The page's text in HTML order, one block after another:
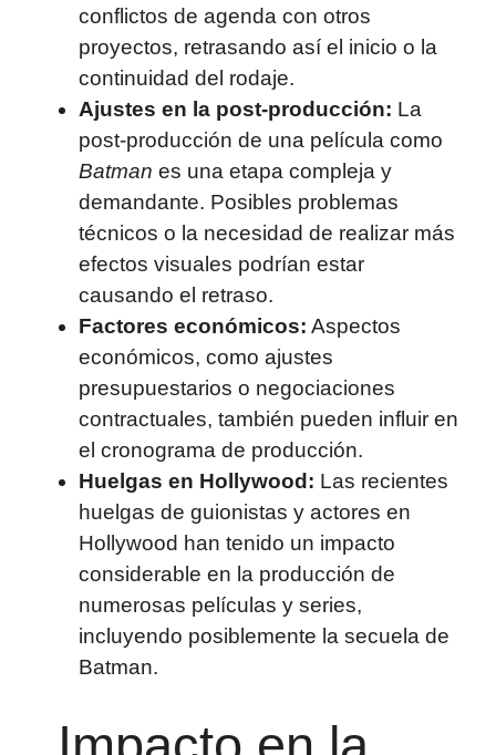
conflictos de agenda con otros
proyectos, retrasando así el inicio o la
continuidad del rodaje.
Ajustes en la post-producción: La
post-producción de una película como
Batman es una etapa compleja y
demandante. Posibles problemas
técnicos o la necesidad de realizar más
efectos visuales podrían estar
causando el retraso.
Factores económicos: Aspectos
económicos, como ajustes
presupuestarios o negociaciones
contractuales, también pueden influir en
el cronograma de producción.
Huelgas en Hollywood: Las recientes
huelgas de guionistas y actores en
Hollywood han tenido un impacto
considerable en la producción de
numerosas películas y series,
incluyendo posiblemente la secuela de
Batman.